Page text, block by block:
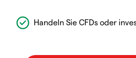
Handeln Sie CFDs oder